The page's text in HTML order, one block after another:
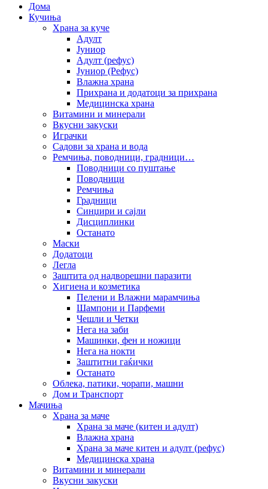
Дома
Кучиња
Храна за куче
Адулт
Јуниор
Адулт (рефус)
Јуниор (Рефус)
Влажна храна
Прихрана и додатоци за прихрана
Медицинска храна
Витамини и минерали
Вкусни закуски
Играчки
Садови за храна и вода
Ремчиња, поводници, градници…
Поводници со пуштање
Поводници
Ремчиња
Градници
Синџири и сајли
Дисциплинки
Останато
Маски
Додатоци
Легла
Заштита од надворешни паразити
Хигиена и козметика
Пелени и Влажни марамчиња
Шампони и Парфеми
Чешли и Четки
Нега на заби
Машинки, фен и ножици
Нега на нокти
Заштитни гаќички
Останато
Облека, патики, чорапи, машни
Дом и Транспорт
Мачиња
Храна за маче
Храна за маче (китен и адулт)
Влажна храна
Храна за маче китен и адулт (рефус)
Медицинска храна
Витамини и минерали
Вкусни закуски